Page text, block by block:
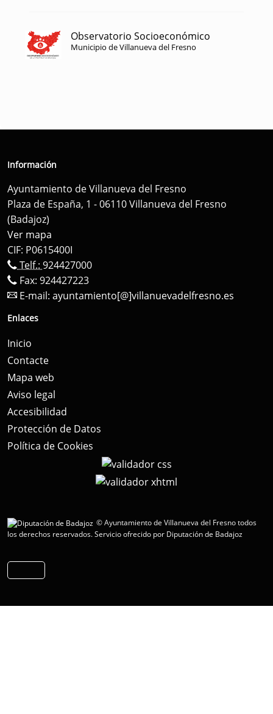
Observatorio Socioeconómico
Municipio de Villanueva del Fresno
Información
Ayuntamiento de Villanueva del Fresno
Plaza de España, 1 - 06110 Villanueva del Fresno
(Badajoz)
Ver mapa
CIF: P0615400I
Telf.: 924427000
Fax: 924427223
E-mail: ayuntamiento[@]villanuevadelfresno.es
Enlaces
Inicio
Contacte
Mapa web
Aviso legal
Accesibilidad
Protección de Datos
Política de Cookies
© Ayuntamiento de Villanueva del Fresno todos
los derechos reservados.Servicio ofrecido por Diputación de Badajoz